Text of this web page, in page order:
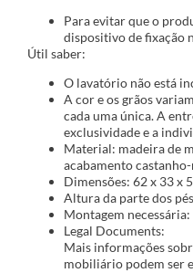
Para evitar que o
dispositivo de fixação
Útil saber:
O lavatório não está
A cor e os grãos
cada uma única. A
exclusividade e a
Material: madeira de
acabamento
Dimensões: 62 x 33 x
Altura da parte dos
Montagem necessária:
Legal Documents:
Mais informações
mobiliário podem ser